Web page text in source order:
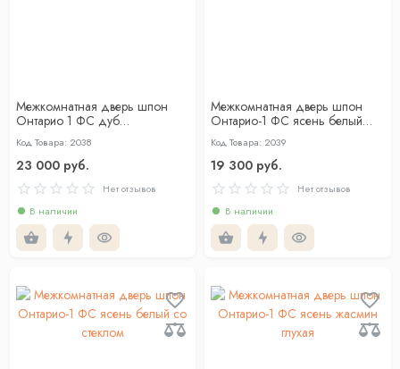
Межкомнатная дверь шпон
Онтарио 1 ФС дуб
американский со стеклом
Код Товара: 2038
23 000 руб.
Нет отзывов
В наличии
Межкомнатная дверь шпон
Онтарио-1 ФС ясень белый
глухая
Код Товара: 2039
19 300 руб.
Нет отзывов
В наличии